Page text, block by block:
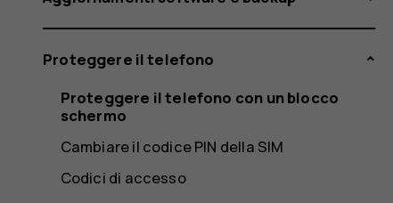
Proteggere il telefono
Proteggere il telefono con un blocco
schermo
Cambiare il codice PIN della SIM
Codici di accesso